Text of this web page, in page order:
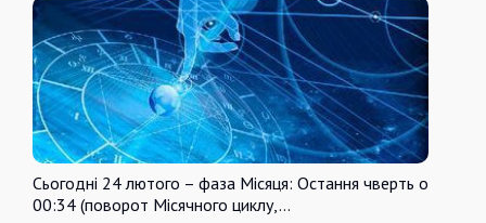
Сьогодні 24 лютого – фаза Місяця: Остання чверть о
00:34 (поворот Місячного циклу,…